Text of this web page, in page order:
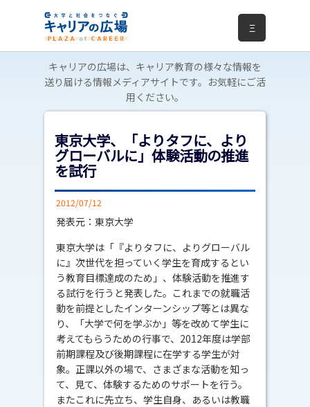
Ξ
キャリアの広場は、キャリア教育の様々な情報を
送り届ける情報メディアサイトです。お気軽にご活
用ください。
東京大学、「よりタフに、より
グローバルに」体験活動の推進
を試行
2012/07/12
発表元：東京大学
東京大学は「『よりタフに、よりグローバル
に』次世代を担っていく学生を育成するとい
う教育目標達成のため」、体験活動を推進す
る試行を行うと発表した。これまでの就職活
動を前提としたインターンシップ等とは異な
り、「大学で何を学ぶか」等を改めて学生に
考えてもらうための行事で、2012年度は学部
前期課程及び後期課程に在学する学生が対
象。正課以外の場で、さまざまな活動を知っ
て、見て、体験するためのサポートを行う。
またこれに先立ち、学生自身、あるいは教職